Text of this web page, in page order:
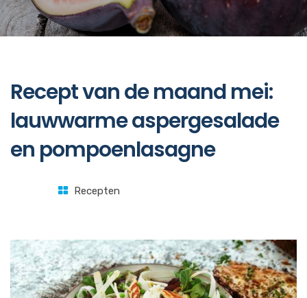
Recept van de maand mei:
lauwwarme aspergesalade
en pompoenlasagne
Recepten